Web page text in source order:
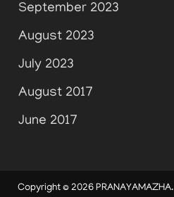
September 2023
August 2023
July 2023
August 2017
June 2017
Copyright © 2026 PRANAYAMAZHA.